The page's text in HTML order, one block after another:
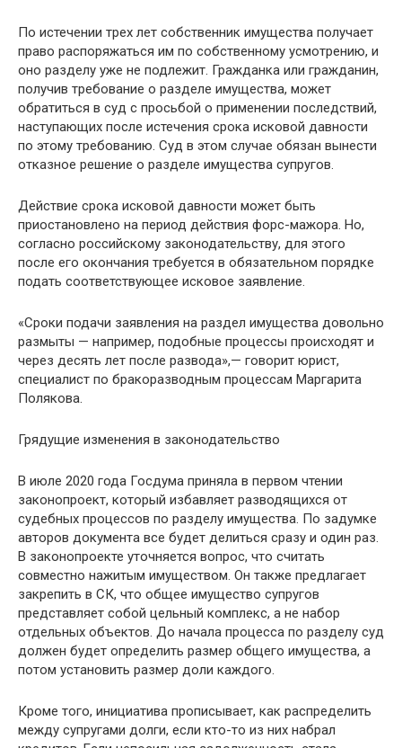
По истечении трех лет собственник имущества получает
право распоряжаться им по собственному усмотрению, и
оно разделу уже не подлежит. Гражданка или гражданин,
получив требование о разделе имущества, может
обратиться в суд с просьбой о применении последствий,
наступающих после истечения срока исковой давности
по этому требованию. Суд в этом случае обязан вынести
отказное решение о разделе имущества супругов.
Действие срока исковой давности может быть
приостановлено на период действия форс-мажора. Но,
согласно российскому законодательству, для этого
после его окончания требуется в обязательном порядке
подать соответствующее исковое заявление.
«Сроки подачи заявления на раздел имущества довольно
размыты — например, подобные процессы происходят и
через десять лет после развода»,— говорит юрист,
специалист по бракоразводным процессам Маргарита
Полякова.
Грядущие изменения в законодательство
В июле 2020 года Госдума приняла в первом чтении
законопроект, который избавляет разводящихся от
судебных процессов по разделу имущества. По задумке
авторов документа все будет делиться сразу и один раз.
В законопроекте уточняется вопрос, что считать
совместно нажитым имуществом. Он также предлагает
закрепить в СК, что общее имущество супругов
представляет собой цельный комплекс, а не набор
отдельных объектов. До начала процесса по разделу суд
должен будет определить размер общего имущества, а
потом установить размер доли каждого.
Кроме того, инициатива прописывает, как распределить
между супругами долги, если кто-то из них набрал